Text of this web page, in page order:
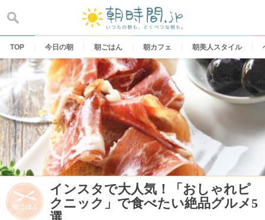
content
TOP 今日の朝 朝ごはん 朝カフェ 朝美人スタイル
インスタで大人気！「おしゃれピ
クニック」で食べたい絶品グルメ5